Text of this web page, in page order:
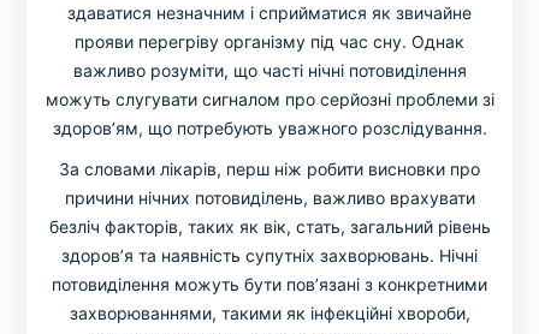
здаватися незначним і сприйматися як звичайне
прояви перегріву організму під час сну. Однак
важливо розуміти, що часті нічні потовиділення
можуть слугувати сигналом про серйозні проблеми зі
здоров’ям, що потребують уважного розслідування.
За словами лікарів, перш ніж робити висновки про
причини нічних потовиділень, важливо врахувати
безліч факторів, таких як вік, стать, загальний рівень
здоров’я та наявність супутніх захворювань. Нічні
потовиділення можуть бути пов’язані з конкретними
захворюваннями, такими як інфекційні хвороби,